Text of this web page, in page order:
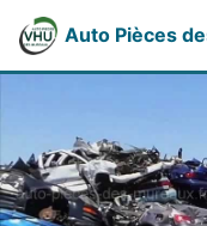
Auto Pièces